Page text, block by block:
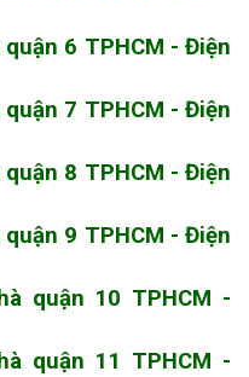
6 TPHCM - Điện
7 TPHCM - Điện
8 TPHCM - Điện
9 TPHCM - Điện
quận 10 TPHCM -
quận 11 TPHCM -